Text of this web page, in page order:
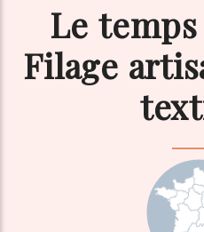
Le
Filage